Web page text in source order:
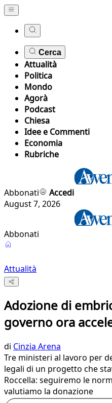
Cerca
Attualità
Politica
Mondo
Agorà
Podcast
Chiesa
Idee e Commenti
Economia
Rubriche
Abbonati
Accedi
August 7, 2026
Abbonati
Attualità
Adozione di
governo ora
di Cinzia Arena
Tre ministeri al lavoro per
legali di un progetto che
Roccella: seguiremo le
valutiamo la donazione